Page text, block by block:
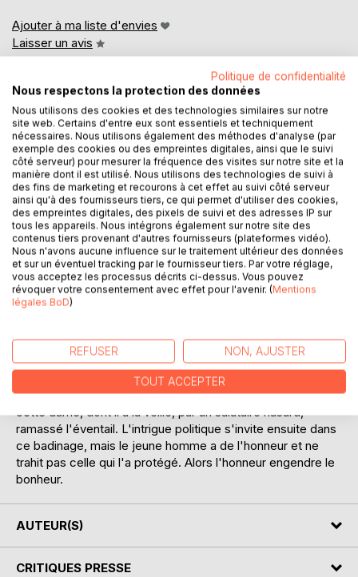
Ajouter à ma liste d'envies
Laisser un avis
DESCRIPTION
La Mouche est un conte d'Alfred de Musset, la dernière
oeuvre publiée de son vivant, dans le feuilleton du journal
Le Moniteur en 1853. Il raconte avec toute la légèreté
amère propre aux comédies et certaines poésies de son
auteur et à son sujet la rencontre entre un jeune chevalier
de vingt ans et le Marquise de Pompadour, à Trianon. Tout
commence par une lettre d'amour que la marquise lit au roi,
homme. Celui-ci gagne Versailles et cherche à voir la
Marquise dont il veut obtenir l'appui pour son brevet et son
mariage. Il y parvient en se voyant confier, par un page
victime d'une chute de cheval, un message du roi pour
cette dame, dont il a la veille, par un salutaire hasard,
ramassé l'éventail. L'intrigue politique s'invite ensuite dans
ce badinage, mais le jeune homme a de l'honneur et ne
trahit pas celle qui l'a protégé. Alors l'honneur engendre le
bonheur.
AUTEUR(S)
CRITIQUES PRESSE
Politique de confidentialité
Nous respectons la protection des données
Nous utilisons des cookies et des technologies similaires sur notre
site web. Certains d'entre eux sont essentiels et techniquement
nécessaires. Nous utilisons également des méthodes d'analyse (par
exemple des cookies ou des empreintes digitales, ainsi que le suivi
côté serveur) pour mesurer la fréquence des visites sur notre site et la
manière dont il est utilisé. Nous utilisons des technologies de suivi à
des fins de marketing et recourons à cet effet au suivi côté serveur
ainsi qu'à des fournisseurs tiers, ce qui permet d'utiliser des cookies,
des empreintes digitales, des pixels de suivi et des adresses IP sur
tous les appareils. Nous intégrons également sur notre site des
contenus tiers provenant d'autres fournisseurs (plateformes vidéo).
Nous n'avons aucune influence sur le traitement ultérieur des données
et sur un éventuel tracking par le fournisseur tiers. Par votre réglage,
vous acceptez les processus décrits ci-dessus. Vous pouvez
révoquer votre consentement avec effet pour l'avenir. (Mentions
légales BoD)
REFUSER NON, AJUSTER
TOUT ACCEPTER